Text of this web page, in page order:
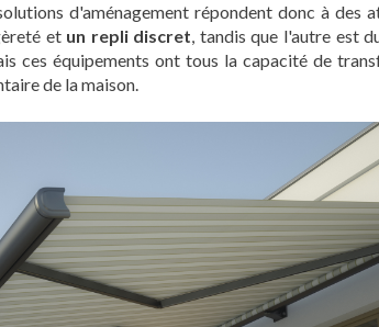
d'aménagement répondent donc à des
et un repli discret, tandis que l'autre est
ces équipements ont tous la capacité de
de la maison.